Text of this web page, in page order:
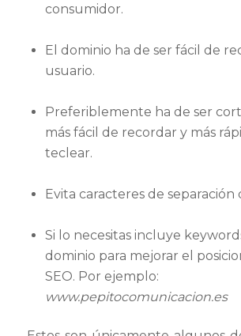
consumidor.
El dominio ha de ser fácil de
usuario.
Preferiblemente ha de ser
más fácil de recordar y más
teclear.
Evita caracteres de separación
Si lo necesitas incluye
dominio para mejorar el
SEO. Por ejemplo:
www.pepitocomunicacion.es